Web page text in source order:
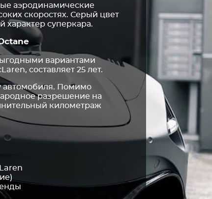
аэродинамические
скоростях. Серый цвет
характер суперкара.
вариантами
составляет 25 лет.
автомобиля. Помимо
разрешение на
километраж